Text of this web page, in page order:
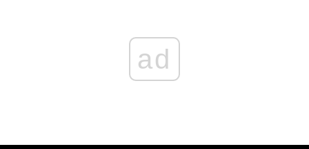
ad